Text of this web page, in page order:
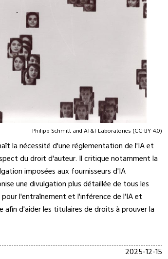
Philipp Schmitt and AT&T Laboratories (CC-BY-4.0)
la nécessité d'une réglementation de l'IA et
du droit d'auteur. Il critique notamment la
imposées aux fournisseurs d'IA
une divulgation plus détaillée de tous les
l'entraînement et l'inférence de l'IA et
d'aider les titulaires de droits à prouver la
2025-12-15